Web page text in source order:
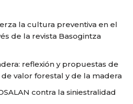
la cultura preventiva en el
de la revista Basogintza
reflexión y propuestas de
valor forestal y de la madera
contra la siniestralidad